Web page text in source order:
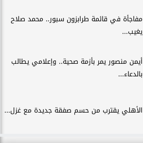
مفاجأة في قائمة طرابزون سبور.. محمد صلاح
يغيب...
أيمن منصور يمر بأزمة صحية.. وإعلامي يطالب
بالدعاء...
الأهلي يقترب من حسم صفقة جديدة مع غزل...